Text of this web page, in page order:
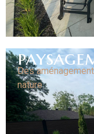
Des
nature